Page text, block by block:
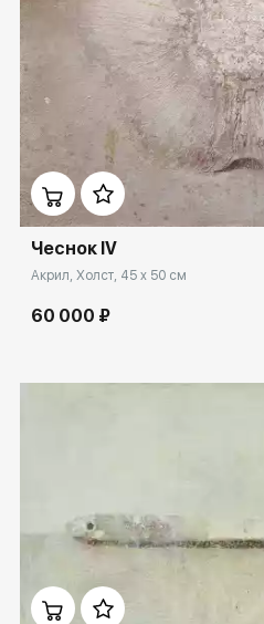
Домен:
Чеснок IV
Акрил, Холст, 45 x 50 см
60 000 ₽